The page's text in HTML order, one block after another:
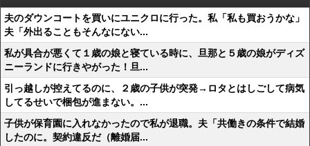
夫のダウンコートを買いにユニクロに行った。私「私も買おうかな」
夫「外出ることもそんなにない...
私が具合が悪くて１歳の娘と寝ている時に、旦那と５歳の娘がディズ
ニーランドに行きやがった！旦...
引っ越しが控えてるのに、２歳の子供が突発→ロタとはしごして病気
してるせいで梱包が進まない。...
子供が保育園に入れなかったので私が退職。夫「共働きの条件で結婚
したのに。契約違反だ（離婚届...